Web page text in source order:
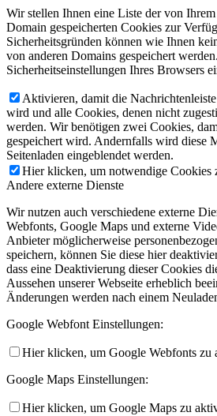
Wir stellen Ihnen eine Liste der von
Domain gespeicherten Cookies zur
Sicherheitsgründen können wie Ihnen
von anderen Domains gespeichert
Sicherheitseinstellungen Ihres Browsers
Aktivieren, damit die
wird und alle Cookies, denen nicht
werden. Wir benötigen zwei Cookies,
gespeichert wird. Andernfalls wird diese
Seitenladen eingeblendet werden.
Hier klicken, um notwendige Cookies
Andere externe Dienste
Wir nutzen auch verschiedene externe
Webfonts, Google Maps und externe
Anbieter möglicherweise
speichern, können Sie diese hier
dass eine Deaktivierung dieser Cookies
Aussehen unserer Webseite erheblich
Änderungen werden nach einem
Google Webfont Einstellungen:
Hier klicken, um Google Webfonts zu
Google Maps Einstellungen:
Hier klicken, um Google Maps zu